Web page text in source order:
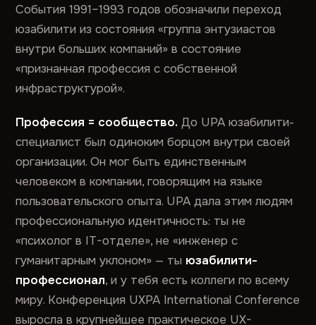
События 1991–1993 годов обозначили переход
юзабилити из состояния «группа энтузиастов
внутри больших компаний» в состояние
«признанная профессия с собственной
инфраструктурой».
Профессия = сообщество. До UPA юзабилити-
специалист был одиноким борцом внутри своей
организации. Он мог быть единственным
человеком в компании, говорящим на языке
пользовательского опыта. UPA дала этим людям
профессиональную идентичность: ты не
«психолог в IT-отделе», не «инженер с
гуманитарным уклоном» — ты юзабилити-
профессионал, и у тебя есть коллеги по всему
миру. Конференция UXPA International Conference
выросла в крупнейшее практическое UX-